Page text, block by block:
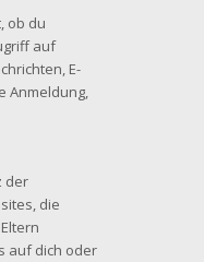
ob du
auf
E-
Anmeldung,
der
die
auf dich oder